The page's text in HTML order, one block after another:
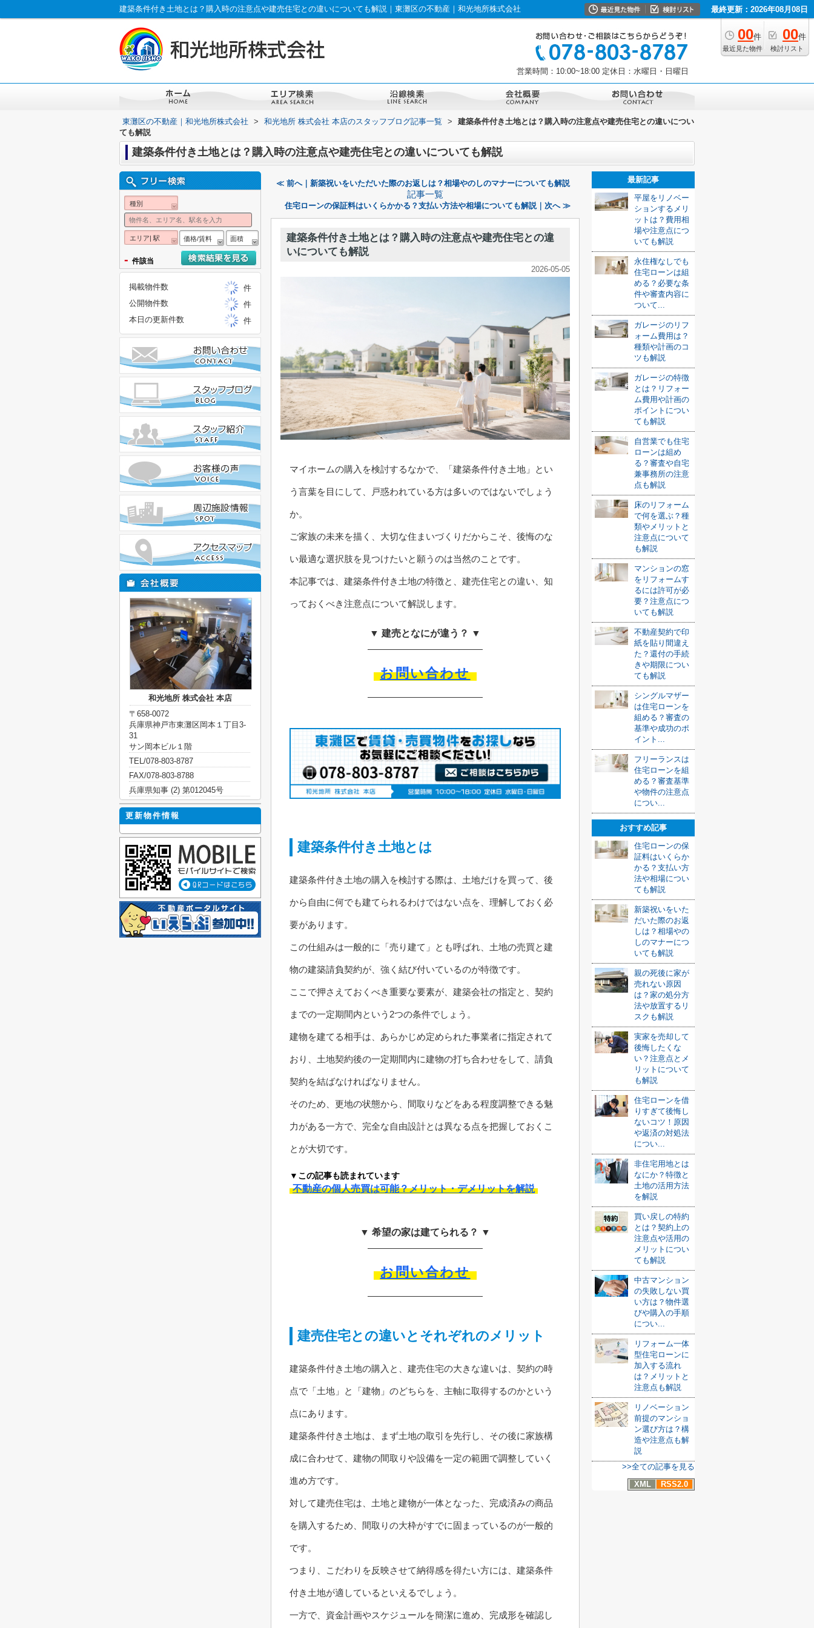
建築条件付き土地とは？購入時の注意点や建売住宅との違いについても解説｜東灘区の不動産｜和光地所株式会社 最終更新：2026年08月08日
00件
最近見た物件
00件
検討リスト
営業時間：10:00~18:00 定休日：水曜日・日曜日
東灘区の不動産｜和光地所株式会社 > 和光地所 株式会社 本店のスタッフブログ記事一覧 >
建築条件付き土地とは？購入時の注意点や建売住宅との違いについ
ても解説
建築条件付き土地とは？購入時の注意点や建売住宅との違いについても解説
≪ 前へ｜新築祝いをいただいた際のお返しは？相場やのしのマナーについても解説
記事一覧
住宅ローンの保証料はいくらかかる？支払い方法や相場についても解説｜次へ ≫
建築条件付き土地とは？購入時の注意点や建売住宅との違
いについても解説
2026-05-05
マイホームの購入を検討するなかで、「建築条件付き土地」とい
う言葉を目にして、戸惑われている方は多いのではないでしょう
か。
ご家族の未来を描く、大切な住まいづくりだからこそ、後悔のな
い最適な選択肢を見つけたいと願うのは当然のことです。
本記事では、建築条件付き土地の特徴と、建売住宅との違い、知
っておくべき注意点について解説します。
▼ 建売となにが違う？ ▼
お問い合わせ
建築条件付き土地とは
建築条件付き土地の購入を検討する際は、土地だけを買って、後
から自由に何でも建てられるわけではない点を、理解しておく必
要があります。
この仕組みは一般的に「売り建て」とも呼ばれ、土地の売買と建
物の建築請負契約が、強く結び付いているのが特徴です。
ここで押さえておくべき重要な要素が、建築会社の指定と、契約
までの一定期間内という2つの条件でしょう。
建物を建てる相手は、あらかじめ定められた事業者に指定されて
おり、土地契約後の一定期間内に建物の打ち合わせをして、請負
契約を結ばなければなりません。
そのため、更地の状態から、間取りなどをある程度調整できる魅
力がある一方で、完全な自由設計とは異なる点を把握しておくこ
とが大切です。
▼この記事も読まれています
不動産の個人売買は可能？メリット・デメリットを解説
▼ 希望の家は建てられる？ ▼
お問い合わせ
建売住宅との違いとそれぞれのメリット
建築条件付き土地の購入と、建売住宅の大きな違いは、契約の時
点で「土地」と「建物」のどちらを、主軸に取得するのかという
点にあります。
建築条件付き土地は、まず土地の取引を先行し、その後に家族構
成に合わせて、建物の間取りや設備を一定の範囲で調整していく
進め方です。
対して建売住宅は、土地と建物が一体となった、完成済みの商品
を購入するため、間取りの大枠がすでに固まっているのが一般的
です。
つまり、こだわりを反映させて納得感を得たい方には、建築条件
付き土地が適しているといえるでしょう。
一方で、資金計画やスケジュールを簡潔に進め、完成形を確認し
最新記事
平屋をリノベー
ションするメリ
ットは？費用相
場や注意点につ
いても解説
永住権なしでも
住宅ローンは組
める？必要な条
件や審査内容に
ついて...
ガレージのリフ
ォーム費用は？
種類や計画のコ
ツも解説
ガレージの特徴
とは？リフォー
ム費用や計画の
ポイントについ
ても解説
自営業でも住宅
ローンは組め
る？審査や自宅
兼事務所の注意
点も解説
床のリフォーム
で何を選ぶ？種
類やメリットと
注意点について
も解説
マンションの窓
をリフォームす
るには許可が必
要？注意点につ
いても解説
不動産契約で印
紙を貼り間違え
た？還付の手続
きや期限につい
ても解説
シングルマザー
は住宅ローンを
組める？審査の
基準や成功のポ
イント...
フリーランスは
住宅ローンを組
める？審査基準
や物件の注意点
につい...
おすすめ記事
住宅ローンの保
証料はいくらか
かる？支払い方
法や相場につい
ても解説
新築祝いをいた
だいた際のお返
しは？相場やの
しのマナーにつ
いても解説
親の死後に家が
売れない原因
は？家の処分方
法や放置するリ
スクも解説
実家を売却して
後悔したくな
い？注意点とメ
リットについて
も解説
住宅ローンを借
りすぎて後悔し
ないコツ！原因
や返済の対処法
につい...
非住宅用地とは
なにか？特徴と
土地の活用方法
を解説
買い戻しの特約
とは？契約上の
注意点や活用の
メリットについ
ても解説
中古マンション
の失敗しない買
い方は？物件選
びや購入の手順
につい...
リフォーム一体
型住宅ローンに
加入する流れ
は？メリットと
注意点も解説
リノベーション
前提のマンショ
ン選び方は？構
造や注意点も解
説
>>全ての記事を見る
XML
RSS2.0
種別
エリア| 駅 価格/賃料 面積
- 件該当
掲載物件数
件
公開物件数
件
本日の更新件数
件
和光地所 株式会社 本店
〒658-0072
兵庫県神戸市東灘区岡本１丁目3-
31
サン岡本ビル１階
TEL/078-803-8787
FAX/078-803-8788
兵庫県知事 (2) 第012045号
更新物件情報